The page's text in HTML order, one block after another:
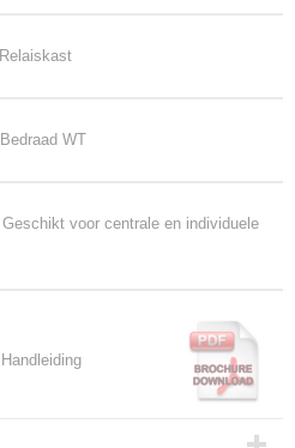
Relaiskast
Bedraad WT
Geschikt voor centrale en individuele
Handleiding